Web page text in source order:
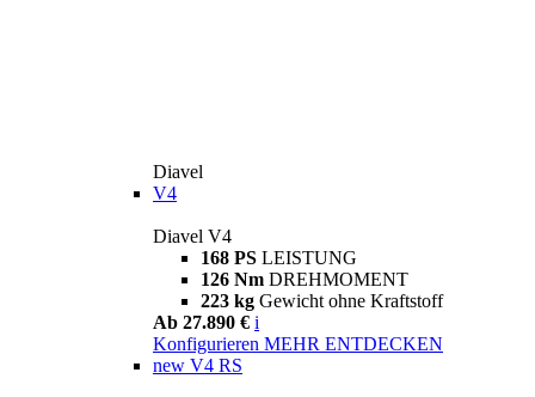
Diavel
V4
Diavel V4
168 PS LEISTUNG
126 Nm DREHMOMENT
223 kg Gewicht ohne Kraftstoff
Ab 27.890 € i
Konfigurieren MEHR ENTDECKEN
new V4 RS